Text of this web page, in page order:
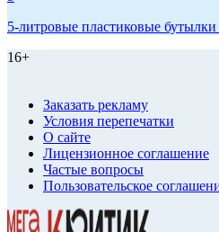
5-литровые пластиковые
16+
Заказать рекламу
Условия перепечатки
О сайте
Лицензионное соглашение
Частые вопросы
Пользовательское